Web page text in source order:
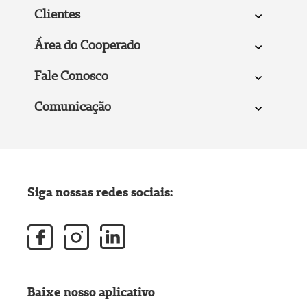
Clientes
Área do Cooperado
Fale Conosco
Comunicação
Siga nossas redes sociais:
Baixe nosso aplicativo